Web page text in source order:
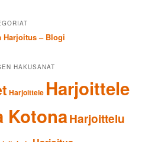
Harjoitus – Blogi
HAKUSANAT
Harjoittele Harjoittele
KotonaHarjoittelu